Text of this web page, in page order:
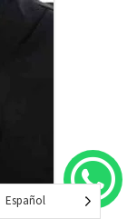
Español